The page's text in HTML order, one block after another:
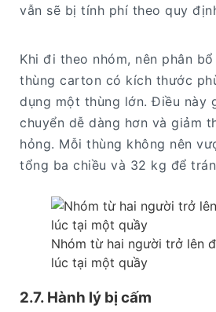
vẫn sẽ bị tính phí theo quy
Khi đi theo nhóm, nên phân
thùng carton có kích thước
dụng một thùng lớn. Điều này
chuyển dễ dàng hơn và giảm
hỏng. Mỗi thùng không nên
tổng ba chiều và 32 kg để
Nhóm từ hai người trở lên
lúc tại một quầy
2.7. Hành lý bị cấm